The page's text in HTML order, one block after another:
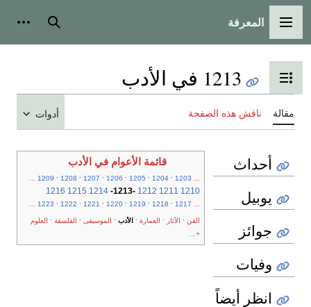
القائمة الرئيسية
المعرفة بحث
تبديل عرض جدول المحتويات
1213 في الأدب
مقالة ناقش هذه الصفحة أدوات
قائمة الأعوام في الأدب
...
1203
1204
1205
1206
1207
1208
1209
...
1210
1211
1212
-
1213
-
1214
1215
1216
...
1217
1218
1219
1220
1221
1222
1223
...
الفن الآثار العمارة الأدب الموسيقى الفلسفة
العلوم
+...
أحداث
يوبيل
جوائز
وفيات
انظر أيضاً